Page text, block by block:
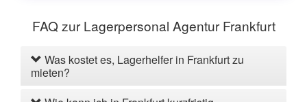
FAQ zur Lagerpersonal Agentur Frankfurt
Was kostet es, Lagerhelfer in Frankfurt zu
mieten?